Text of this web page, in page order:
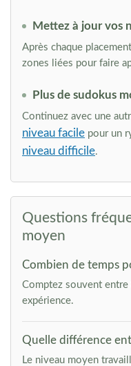
Mettez à jour vos
Après chaque
zones liées pour faire
Plus de sudokus
Continuez avec une
niveau facile pour un
niveau difficile.
Questions
moyen
Combien de temps
Comptez souvent
expérience.
Quelle différence
Le niveau moyen